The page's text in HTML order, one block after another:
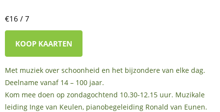
€16 / 7
KOOP KAARTEN
Met muziek over schoonheid en het bijzondere van elke dag.
Deelname vanaf 14 – 100 jaar.
Kom mee doen op zondagochtend 10.30-12.15 uur. Muzikale
leiding Inge van Keulen, pianobegeleiding Ronald van Eunen.